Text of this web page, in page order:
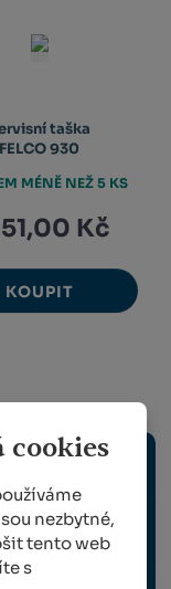
cookies
nezbytné,
tento web
s
taška
FELCO 930
Kč
KOUPIT
MÉNĚ NEŽ 5 KS